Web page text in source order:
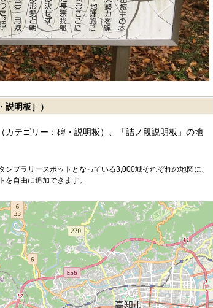
説明板］）
テゴリー：碑・説明板）、「詰ノ段説明板」の地
ンプラリースポットとなっている3,000城それぞれの地図に、
自由に追加できます。